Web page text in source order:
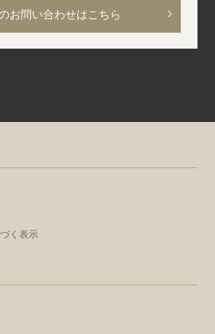
お問い合わせはこちら
く表示